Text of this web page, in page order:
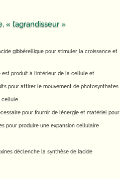
« l’agrandisseur »
gibbérellique pour stimuler la croissance et
est produit à l’intérieur de la cellule et
pour attirer le mouvement de photosynthates
cellule.
pour fournir de l’énergie et matériel pour
pour produire une expansion cellulaire
déclenche la synthèse de l’acide